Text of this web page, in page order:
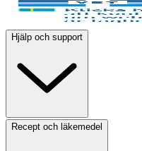
Hjälp och support
Recept och läkemedel